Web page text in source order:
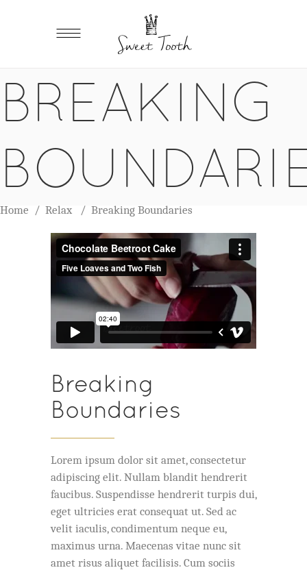
BREAKING
Home / Relax / Breaking Boundaries
Breaking
Boundaries
Lorem ipsum dolor sit amet, consectetur
adipiscing elit. Nullam blandit hendrerit
faucibus. Suspendisse hendrerit turpis dui,
eget ultricies erat consequat ut. Sed ac
velit iaculis, condimentum neque eu,
maximus urna. Maecenas vitae nunc sit
amet risus aliquet facilisis. Cum sociis